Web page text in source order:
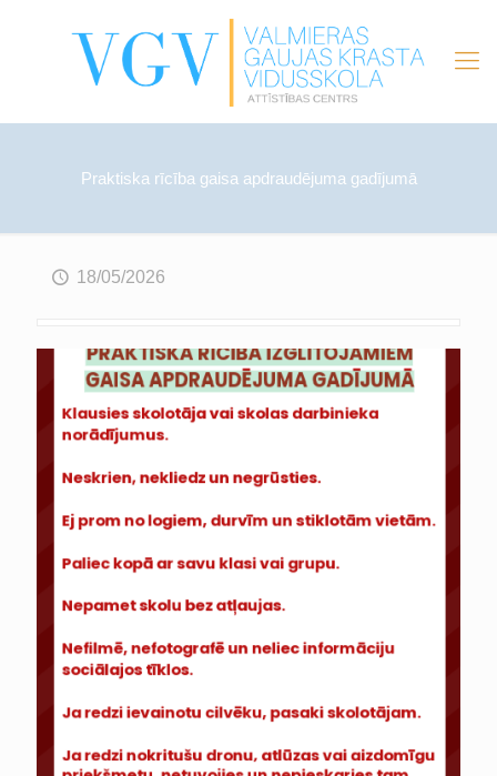
Praktiska rīcība gaisa apdraudējuma gadījumā
18/05/2026